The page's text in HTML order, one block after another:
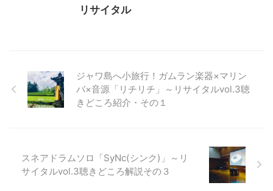
リサイタル
ジャワ島へ小旅行！ガムラン楽器×マリン
バ×音源「リチリチ」～リサイタルvol.3聴
きどころ紹介・その１
スネアドラムソロ「SyNc(シンク)」～リ
サイタルvol.3聴きどころ解説その３